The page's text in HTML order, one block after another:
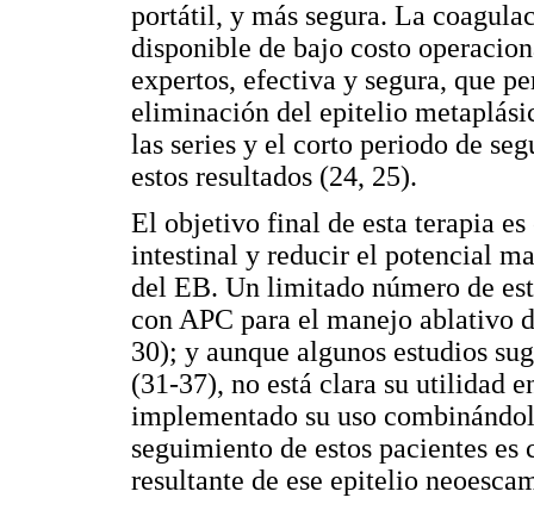
portátil, y más segura. La
disponible de bajo costo
expertos, efectiva y segura, que
eliminación del epitelio
las series y el corto periodo de
estos resultados (24, 25).
El objetivo final de esta terapia
intestinal y reducir el potencial
del EB. Un limitado número de
con APC para el manejo ablativo
30); y aunque algunos estudios
(31-37), no está clara su utilidad
implementado su uso
seguimiento de estos pacientes
resultante de ese epitelio